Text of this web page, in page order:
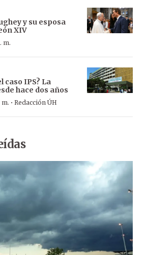
y su esposa
XIV
m.
caso IPS? La
hace dos años
m. · Redacción ÚH